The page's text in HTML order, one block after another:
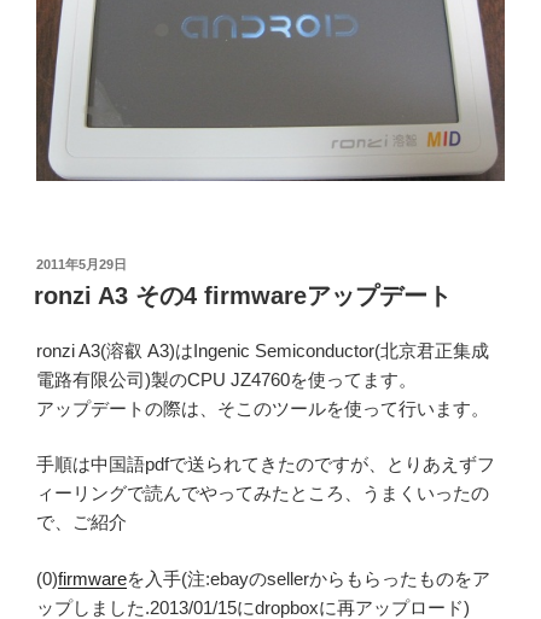
投
日:
2011年5月29日
ronzi A3 その4 firmwareアップデート
ronzi A3(溶叡 A3)はIngenic Semiconductor(北京君正集成
電路有限公司)製のCPU JZ4760を使ってます。
アップデートの際は、そこのツールを使って行います。
手順は中国語pdfで送られてきたのですが、とりあえずフ
ィーリングで読んでやってみたところ、うまくいったの
で、ご紹介
(0)firmwareを入手(注:ebayのsellerからもらったものをア
ップしました.2013/01/15にdropboxに再アップロード)